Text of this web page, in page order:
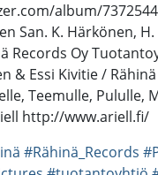
album/
San. K. Härkönen,
Oy
& Essi Kivitie /
Teemulle, Pululle,
http://www.ariell.fi/
#Rähinä_Records